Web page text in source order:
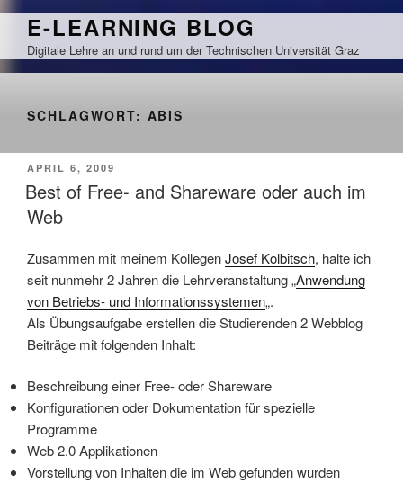
Zum
springen
E-LEARNING BLOG
Digitale Lehre an und rund um der Technischen Universität Graz
SCHLAGWORT: ABIS
VERÖFFENTLICHT
AM
APRIL 6, 2009
Best of Free- and Shareware oder auch im
Web
Zusammen mit meinem KollegenJosef Kolbitsch, halte ich
seit nunmehr 2 Jahren die Lehrveranstaltung „Anwendung
von Betriebs- und Informationssystemen„.
Als Übungsaufgabe erstellen die Studierenden 2 Webblog
Beiträge mit folgenden Inhalt:
Beschreibung einer Free- oder Shareware
Konfigurationen oder Dokumentation für spezielle
Programme
Web 2.0 Applikationen
Vorstellung von Inhalten die im Web gefunden wurden